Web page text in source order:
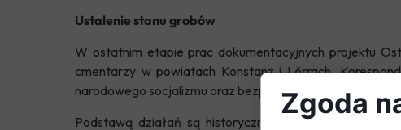
Ustalenie stanu grobów
W ostatnim etapie prac dokumentacyjnych projektu
cmentarzy w powiatach Konstanz i Lörrach.
narodowego socjalizmu oraz bezpośrednio po
Podstawą działań są historyczne dokumenty
Zgoda